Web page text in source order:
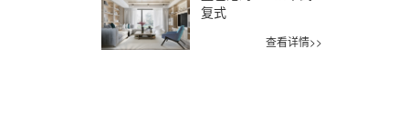
复式
查看详情>>